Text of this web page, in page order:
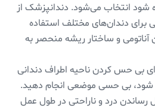
شود انتخاب می‌شود. دندانپزشک از
دندان‌های مختلف استفاده
آناتومی و ساختار ریشه منحصر به
بی حس کردن ناحیه اطراف دندانی
بی حسی موضعی انجام دهید.
رساندن درد و ناراحتی در طول عمل